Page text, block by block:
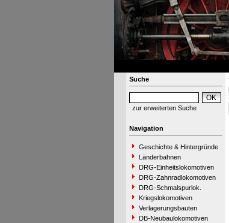
Suche
zur erweiterten Suche
Navigation
Geschichte & Hintergründe
Länderbahnen
DRG-Einheitslokomotiven
DRG-Zahnradlokomotiven
DRG-Schmalspurlok.
Kriegslokomotiven
Verlagerungsbauten
DB-Neubaulokomotiven